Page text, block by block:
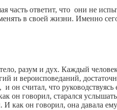
часть ответит, что они не
в своей жизни. Именно
разум и дух. Каждый
и вероисповеданий,
и он считал, что
он говорил, старался
как он говорил, она давала